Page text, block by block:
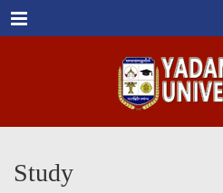
Menu
Study